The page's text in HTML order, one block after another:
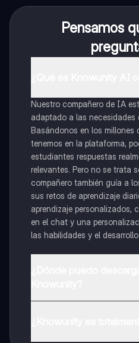
Pensamos
Nuestro compañero de IA
adaptado a las necesidades
Basándonos en los millones
tenemos en la plataforma,
estudiantes respuestas
relevantes. Pero no se trata
compañero también guía a
sus retos de aprendizaje
aprendizaje personalizados,
en el chat y una
las habilidades y el